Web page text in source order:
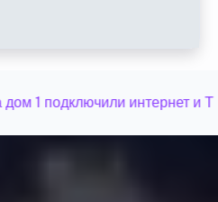
1 подключили интернет и